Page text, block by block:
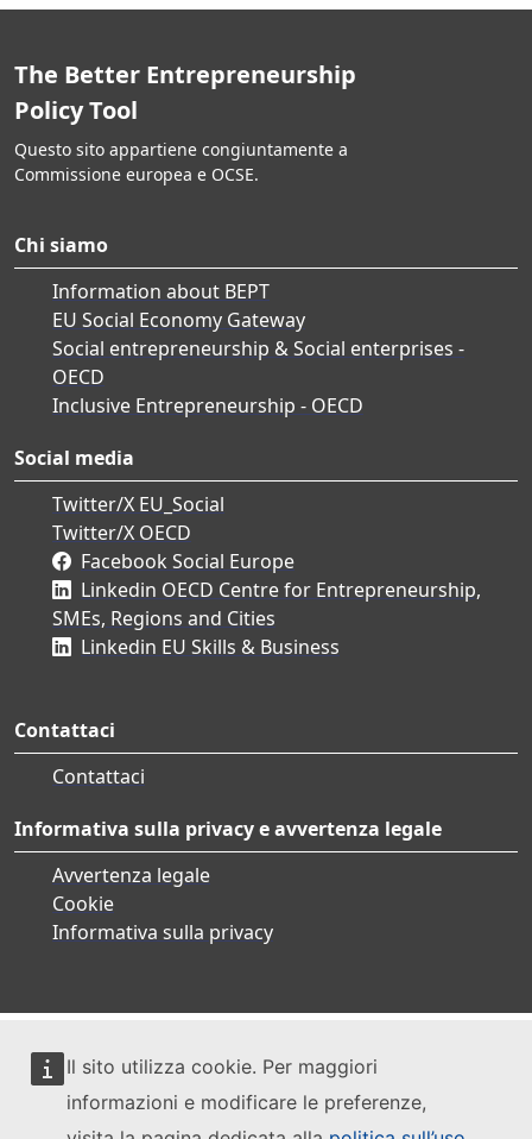
Il sito utilizza cookie. Per maggiori
informazioni e modificare le preferenze,
The Better Entrepreneurship
Policy Tool
Questo sito appartiene congiuntamente a
Commissione europea e OCSE.
Chi siamo
Information about BEPT
EU Social Economy Gateway
Social entrepreneurship & Social enterprises -
OECD
Inclusive Entrepreneurship - OECD
Social media
Twitter/X EU_Social
Twitter/X OECD
Facebook Social Europe
Linkedin OECD Centre for Entrepreneurship,
SMEs, Regions and Cities
Linkedin EU Skills & Business
Contattaci
Contattaci
Informativa sulla privacy e avvertenza legale
Avvertenza legale
Cookie
Informativa sulla privacy